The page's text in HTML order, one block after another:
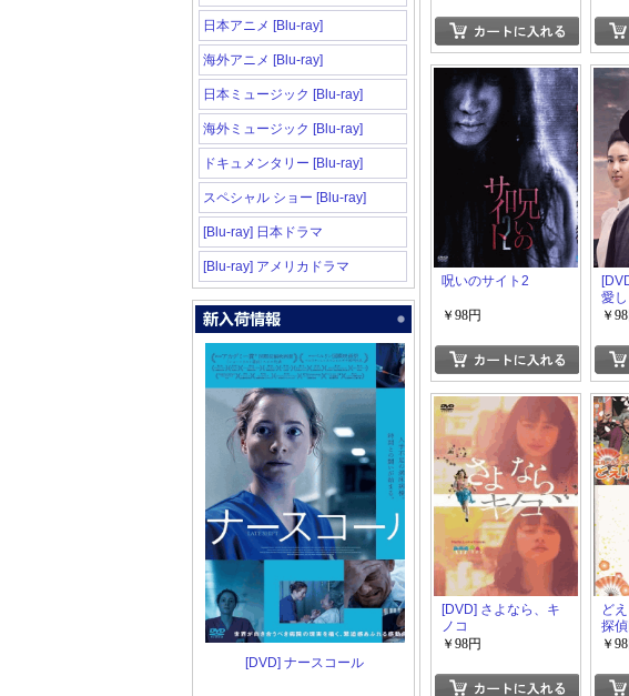
日本アニメ [Blu-ray]
海外アニメ [Blu-ray]
日本ミュージック [Blu-ray]
海外ミュージック [Blu-ray]
ドキュメンタリー [Blu-ray]
スペシャル ショー [Blu-ray]
[Blu-ray] 日本ドラマ
[Blu-ray] アメリカドラマ
[DVD] ナースコール
事/アクション」
呪いのサイト2
￥98円
愛
￥
[DVD] さよなら、キ
ノコ
￥98円
ど
探偵
￥